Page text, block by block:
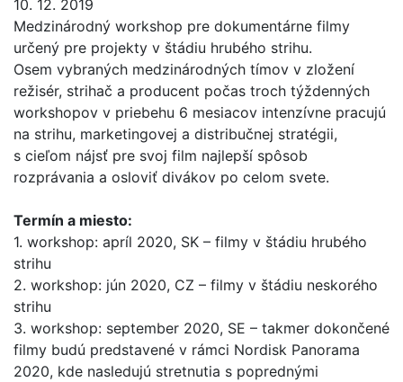
10. 12. 2019
Medzinárodný workshop pre dokumentárne filmy
určený pre projekty v štádiu hrubého strihu.
Osem vybraných medzinárodných tímov v zložení
režisér, strihač a producent počas troch týždenných
workshopov v priebehu 6 mesiacov intenzívne pracujú
na strihu, marketingovej a distribučnej stratégii,
s cieľom nájsť pre svoj film najlepší spôsob
rozprávania a osloviť divákov po celom svete.
Termín a miesto:
1. workshop: apríl 2020, SK – filmy v štádiu hrubého
strihu
2. workshop: jún 2020, CZ – filmy v štádiu neskorého
strihu
3. workshop: september 2020, SE – takmer dokončené
filmy budú predstavené v rámci Nordisk Panorama
2020, kde nasledujú stretnutia s poprednými